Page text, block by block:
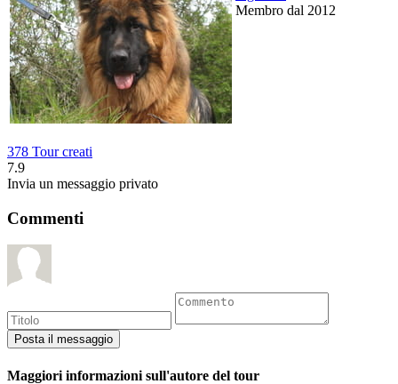
Membro dal 2012
378 Tour creati
7.9
Invia un messaggio privato
Commenti
Maggiori informazioni sull'autore del tour